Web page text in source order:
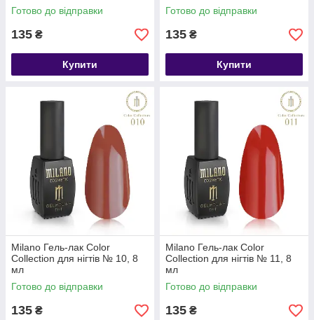
Готово до відправки
135 ₴
Купити
Готово до відправки
135 ₴
Купити
Milano Гель-лак Color
Collection для нігтів № 10, 8
мл
Готово до відправки
135 ₴
Milano Гель-лак Color
Collection для нігтів № 11, 8
мл
Готово до відправки
135 ₴